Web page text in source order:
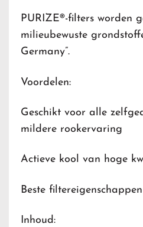
PURIZE®-filters worden
milieubewuste
Germany”.
Voordelen:
Geschikt voor alle
mildere rookervaring
Actieve kool van hoge
Beste filtereigenschappen
Inhoud: